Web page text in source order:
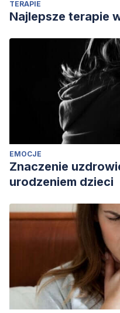
TERAPIE
Najlepsze terapie
EMOCJE
Znaczenie
urodzeniem dzieci